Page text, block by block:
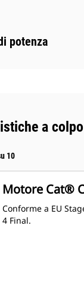
potenza
a
10
Motore Cat®
Conforme a EU
4 Final.